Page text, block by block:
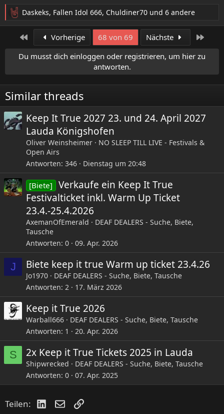
Wenn nicht, dann nicht... aber ich wollte es einfach mal
loswerden.
R
e
o
n
e
n
:
Daskeks, Fallen Idol 666, Chuldiner70 und 6 andere
Erste Vorherige 68 von 69 Nächste
Du musst dich einloggen oder registrieren, um hier zu
antworten.
Similar threads
Keep It True 2027 23. und 24. April 2027
Lauda Königshofen
Oliver Weinsheimer
NO SLEEP TILL LIVE - Festivals &
Open Airs
Antworten 346 Dienstag um 20:48
[Biete]
Verkaufe ein Keep It True
Festivalticket inkl. Warm Up Ticket
23.4.-25.4.2026
AxemanOfEmerald
DEAF DEALERS - Suche, Biete,
Tausche
Antworten 0 09. Apr. 2026
J Biete keep it true Warm up ticket 23.4.26
Jo1970
DEAF DEALERS - Suche, Biete, Tausche
Antworten 2 17. März 2026
Keep it True 2026
Warball666
DEAF DEALERS - Suche, Biete, Tausche
Antworten 1 20. Apr. 2026
S 2x Keep it True Tickets 2025 in Lauda
Shipwrecked
DEAF DEALERS - Suche, Biete, Tausche
Antworten 0 07. Apr. 2025
Teilen: LinkedIn
E-MailLink